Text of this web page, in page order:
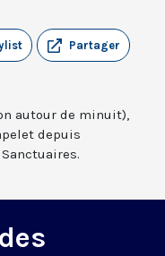
Partager
autour de minuit),
depuis